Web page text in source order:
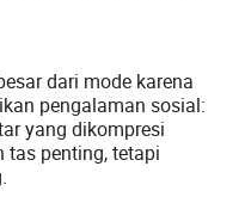
dari mode karena
pengalaman sosial:
yang dikompresi
penting, tetapi